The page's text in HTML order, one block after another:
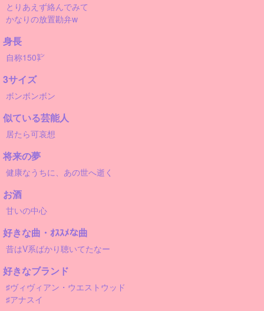
とりあえず絡んでみて
かなりの放置勘弁w
身長
自称150㌢
3サイズ
ボンボンボン
似ている芸能人
居たら可哀想
将来の夢
健康なうちに、あの世へ逝く
お酒
甘いの中心
好きな曲・ｵｽｽﾒな曲
昔はV系ばかり聴いてたなー
好きなブランド
♯ヴィヴィアン・ウエストウッド
♯アナスイ